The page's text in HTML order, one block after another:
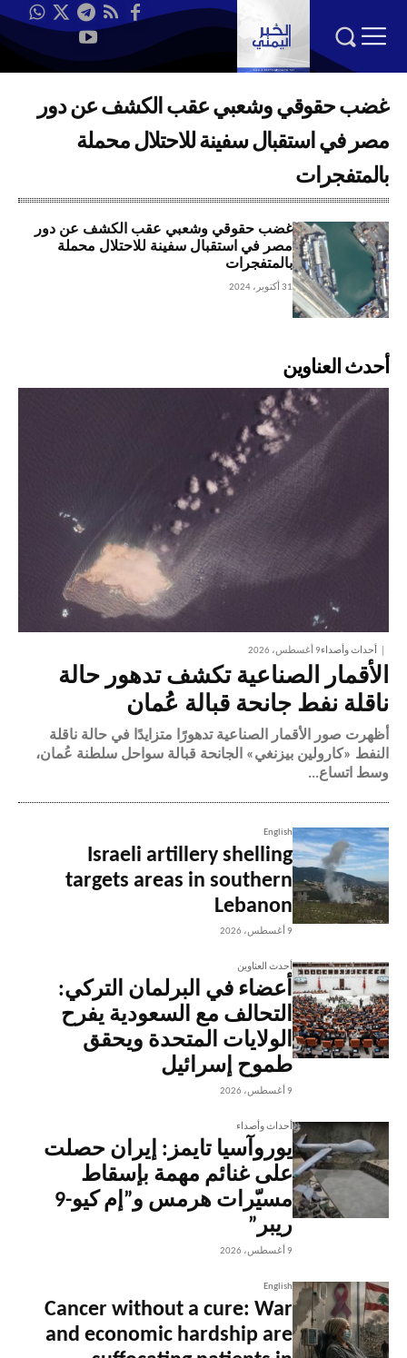
غضب حقوقي وشعبي عقب الكشف عن دور
مصر في استقبال سفينة للاحتلال محملة
بالمتفجرات
غضب حقوقي وشعبي عقب الكشف عن دور
مصر في استقبال سفينة للاحتلال محملة
بالمتفجرات
31 أكتوبر، 2024
أحدث العناوين
أحداث وأصداء9 أغسطس، 2026
الأقمار الصناعية تكشف تدهور حالة
ناقلة نفط جانحة قبالة عُمان
أظهرت صور الأقمار الصناعية تدهورًا متزايدًا في حالة ناقلة
النفط «كارولين بيزنغي» الجانحة قبالة سواحل سلطنة عُمان،
وسط اتساع...
English
Israeli artillery shelling
targets areas in southern
Lebanon
9 أغسطس، 2026
أحدث العناوين
أعضاء في البرلمان التركي:
التحالف مع السعودية يفرح
الولايات المتحدة ويحقق
طموح إسرائيل
9 أغسطس، 2026
أحداث وأصداء
يوروآسيا تايمز: إيران حصلت
على غنائم مهمة بإسقاط
مسيّرات هرمس و”إم كيو-9
ريبر”
9 أغسطس، 2026
English
Cancer without a cure: War
and economic hardship are